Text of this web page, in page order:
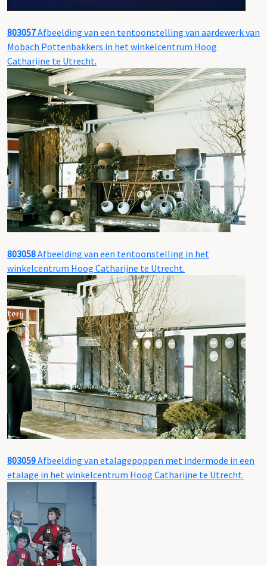
803057Afbeelding van een tentoonstelling van aardewerk van
Mobach Pottenbakkers in het winkelcentrum Hoog
Catharijne te Utrecht.
803058Afbeelding van een tentoonstelling in het
winkelcentrum Hoog Catharijne te Utrecht.
803059Afbeelding van etalagepoppen met indermode in een
etalage in het winkelcentrum Hoog Catharijne te Utrecht.